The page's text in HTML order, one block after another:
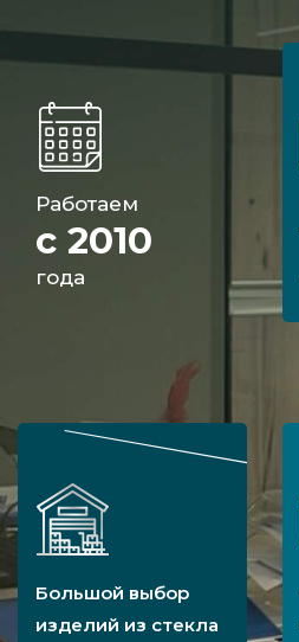
Работаем
с 2010
года
Большой выбор
изделий из стекла